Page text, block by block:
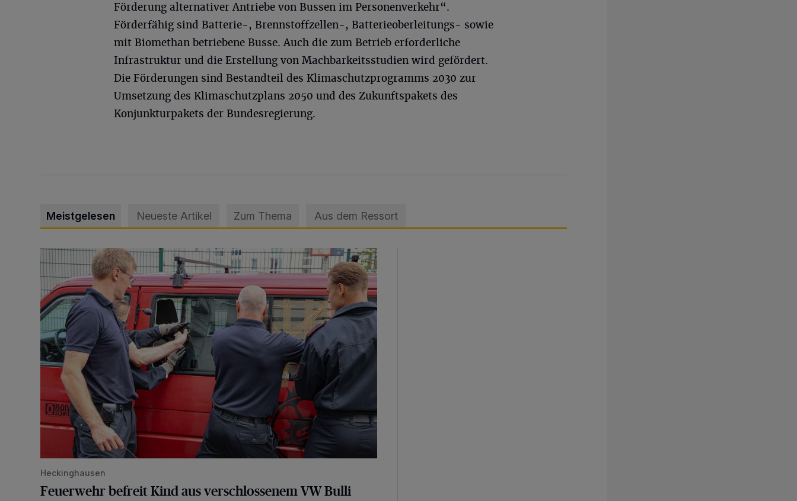
Förderung alternativer Antriebe von Bussen im Personenverkehr“.
Förderfähig sind Batterie-, Brennstoffzellen-, Batterieoberleitungs- sowie
mit Biomethan betriebene Busse. Auch die zum Betrieb erforderliche
Infrastruktur und die Erstellung von Machbarkeitsstudien wird gefördert.
Die Förderungen sind Bestandteil des Klimaschutzprogramms 2030 zur
Umsetzung des Klimaschutzplans 2050 und des Zukunftspakets des
Konjunkturpakets der Bundesregierung.
Meistgelesen Neueste Artikel Zum Thema Aus dem Ressort
Feuerwehr befreit Kind aus verschlossenem VW Bulli
Heckinghausen
Feuerwehr befreit Kind aus verschlossenem VW Bulli